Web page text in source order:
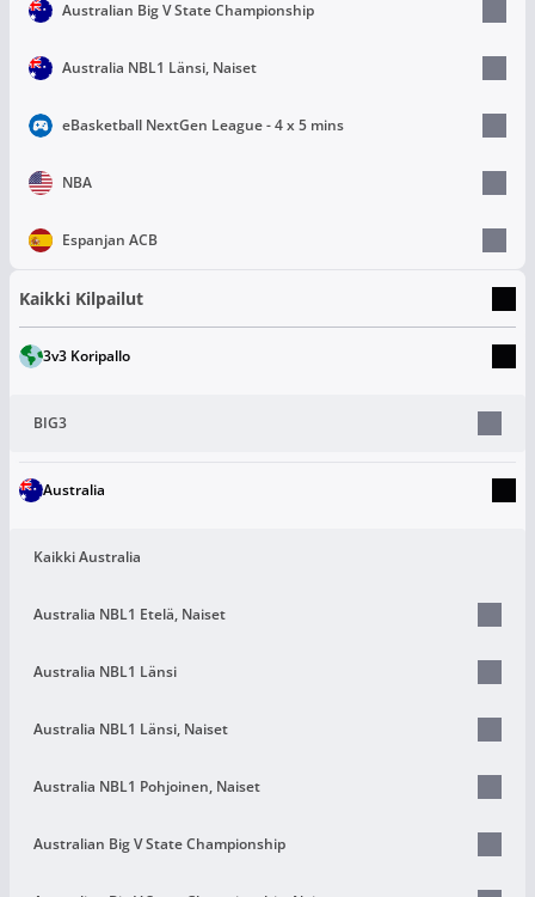
Australian Big V State Championship
Australia NBL1 Länsi, Naiset
eBasketball NextGen League - 4 x 5 mins
NBA
Espanjan ACB
Kaikki Kilpailut
3v3 Koripallo
BIG3
Australia
Kaikki Australia
Australia NBL1 Etelä, Naiset
Australia NBL1 Länsi
Australia NBL1 Länsi, Naiset
Australia NBL1 Pohjoinen, Naiset
Australian Big V State Championship